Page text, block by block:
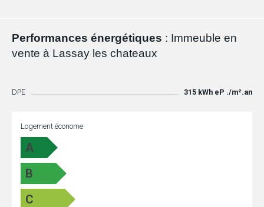
Performances énergétiques : Immeuble en
vente à Lassay les chateaux
DPE 315 kWh eP ./m².an
Logement économe
A
B
C